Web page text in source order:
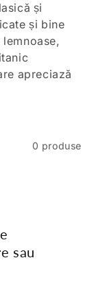
și
și bine
apreciază
0 produse
sau